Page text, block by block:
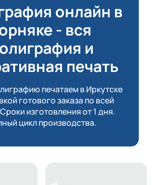
онлайн в
- вся
и
печать
печатаем в Иркутске
готового заказа по всей
изготовления от 1 дня.
цикл производства.